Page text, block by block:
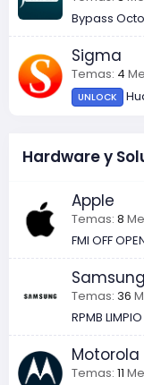
Bypass
Sigma
Temas 4
UNLOCK
Hardware y
Apple
Temas 8
FMI OFF
Samsung
Temas 36
RPMB
Motorola
Temas 11